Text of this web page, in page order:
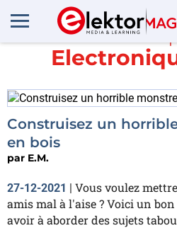
En savoir
Construisez un
en bois
par E.M.
27-12-2021 | Vous voulez
amis mal à l'aise ? Voici un
avoir à aborder des sujets